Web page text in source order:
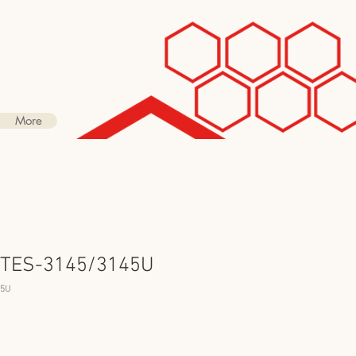
More
3145/3145U